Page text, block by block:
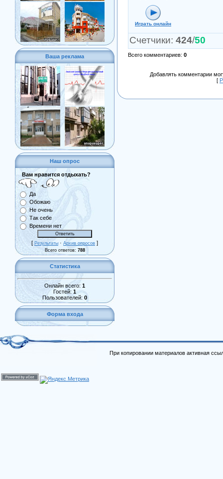
Ваша реклама
Наш опрос
Вам нравится отдыхать?
Да
Обожаю
Не очень
Так себе
Времени нет
[ Результаты · Архив опросов ]
Всего ответов: 788
Статистика
Онлайн всего: 1
Гостей: 1
Пользователей: 0
Форма входа
Играть онлайн
Счетчики: 424/50
Всего комментариев: 0
Добавлять комментарии
[
При копировании материалов активная